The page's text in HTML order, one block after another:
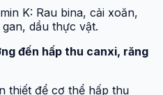
K: Rau bina, cải xoăn,
dầu thực vật.
đến hấp thu canxi, răng
thiết để cơ thể hấp thụ